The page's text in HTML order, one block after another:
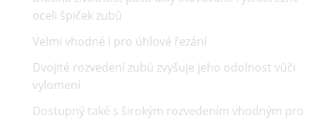
oceli špiček zubů
Velmi vhodné i pro úhlové řezání
Dvojité rozvedení zubů zvyšuje jeho odolnost vůči
vylomení
Dostupný také s širokým rozvedením vhodným pro